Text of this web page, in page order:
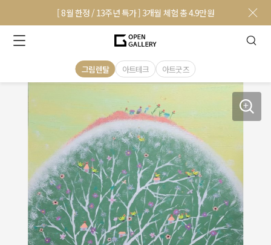
[ 8월 한정 / 13주년 특가 ] 3개월 체험 총 4.9만원
그림렌탈 아트테크 아트굿즈